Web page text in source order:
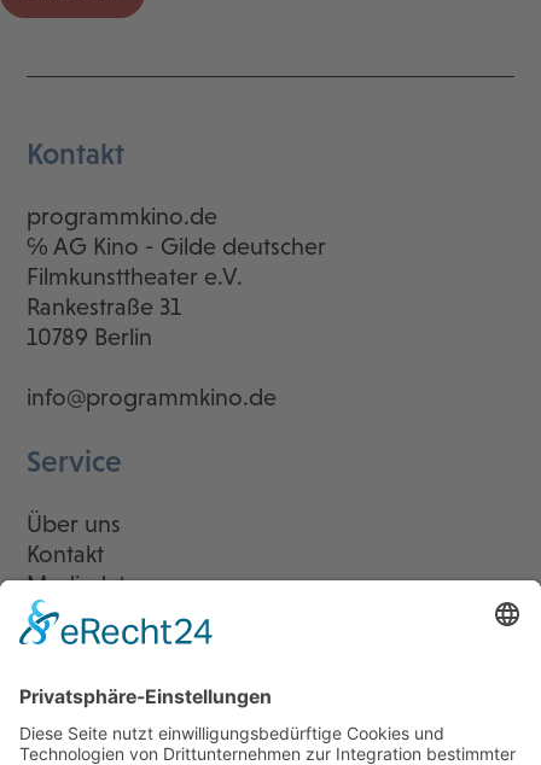
Kontakt
programmkino.de
℅ AG Kino - Gilde deutscher
Filmkunsttheater e.V.
Rankestraße 31
10789 Berlin
info@programmkino.de
Service
Über uns
Kontakt
Mediadaten
Newsletter
LogIn
Legal